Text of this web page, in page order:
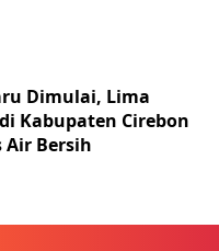
Dimulai, Lima
Kabupaten Cirebon
Air Bersih